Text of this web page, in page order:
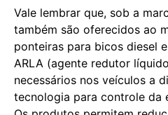
Vale lembrar que, sob a
também são oferecidos ao
ponteiras para bicos diesel
ARLA (agente redutor
necessários nos veículos a
tecnologia para controle da